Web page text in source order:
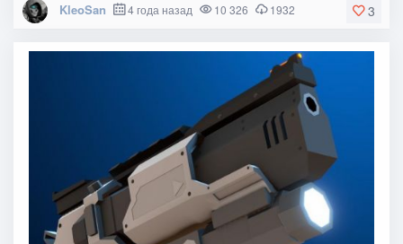
3
KleoSan 4 года назад 10 326 1932